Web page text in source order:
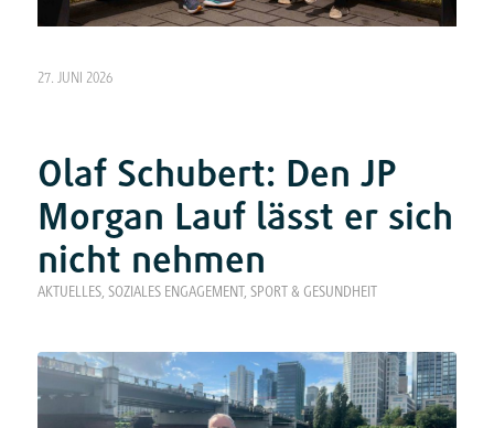
27. JUNI 2026
Olaf Schubert: Den JP
Morgan Lauf lässt er sich
nicht nehmen
AKTUELLES, SOZIALES ENGAGEMENT, SPORT & GESUNDHEIT